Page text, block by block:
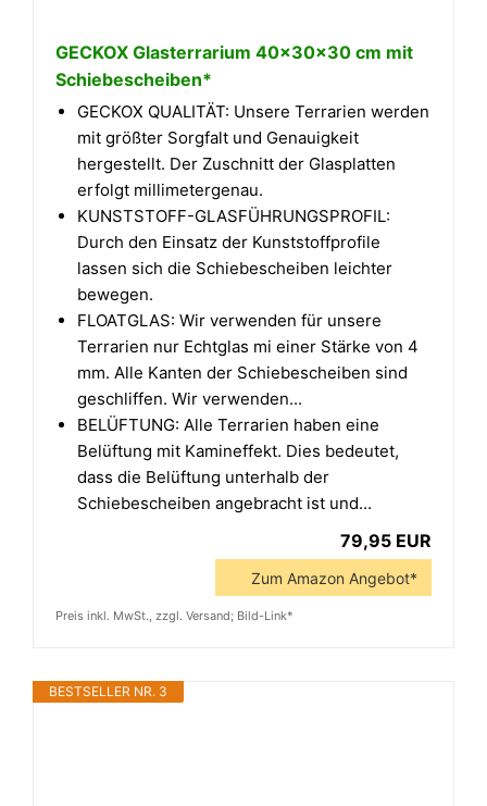
GECKOX Glasterrarium 40x30x30 cm mit
Schiebescheiben*
GECKOX QUALITÄT: Unsere Terrarien werden
mit größter Sorgfalt und Genauigkeit
hergestellt. Der Zuschnitt der Glasplatten
erfolgt millimetergenau.
KUNSTSTOFF-GLASFÜHRUNGSPROFIL:
Durch den Einsatz der Kunststoffprofile
lassen sich die Schiebescheiben leichter
bewegen.
FLOATGLAS: Wir verwenden für unsere
Terrarien nur Echtglas mi einer Stärke von 4
mm. Alle Kanten der Schiebescheiben sind
geschliffen. Wir verwenden...
BELÜFTUNG: Alle Terrarien haben eine
Belüftung mit Kamineffekt. Dies bedeutet,
dass die Belüftung unterhalb der
Schiebescheiben angebracht ist und...
79,95 EUR
Zum Amazon Angebot*
Preis inkl. MwSt., zzgl. Versand; Bild-Link*
BESTSELLER NR. 3